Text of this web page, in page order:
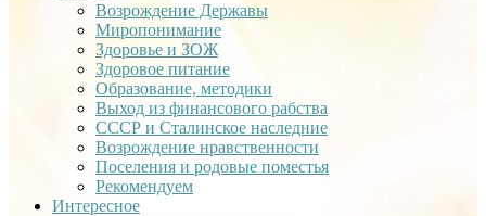
Возрождение Державы
Миропонимание
Здоровье и ЗОЖ
Здоровое питание
Образование, методики
Выход из финансового рабства
СССР и Сталинское наследние
Возрождение нравственности
Поселения и родовые поместья
Рекомендуем
Интересное